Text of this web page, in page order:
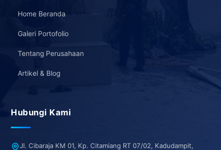
Home Beranda
Galeri Portofolio
Tentang Perusahaan
Artikel & Blog
Hubungi Kami
Jl. Cibaraja KM 01, Kp. Citamiang RT 07/02, Kadudampit,